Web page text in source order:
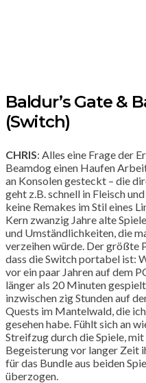
Baldur’s Gate &
(Switch)
CHRIS: Alles eine Frage der
Beamdog einen Haufen
an Konsolen gesteckt – die
geht z.B. schnell in Fleisch
keine Remakes im Stil eines
Kern zwanzig Jahre alte
und Umständlichkeiten, die
verzeihen würde. Der größte
dass die Switch portabel ist:
vor ein paar Jahren auf dem
länger als 20 Minuten
inzwischen zig Stunden auf
Quests im Mantelwald, die
gesehen habe. Fühlt sich an
Streifzug durch die Spiele,
Begeisterung vor langer Zeit
für das Bundle aus beiden
überzogen.